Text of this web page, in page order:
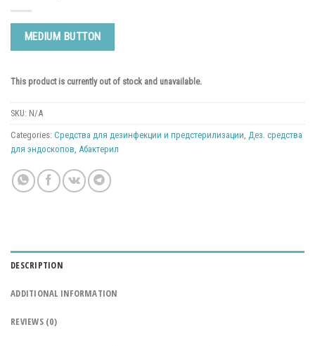
MEDIUM BUTTON
This product is currently out of stock and unavailable.
SKU: N/A
Categories: Средства для дезинфекции и предстерилизации, Дез. средства
для эндоскопов, Абактерил
DESCRIPTION
ADDITIONAL INFORMATION
REVIEWS (0)